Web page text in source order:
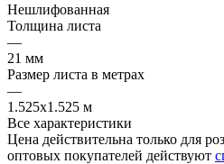
Нешлифованная
Толщина листа
—
21 мм
Размер листа в метрах
—
1.525x1.525 м
Все характеристики
Цена действительна только для
оптовых покупателей действуют